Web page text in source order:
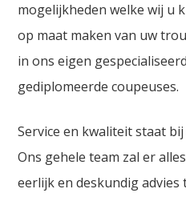
mogelijkheden welke wij u
op maat maken van uw
in ons eigen
gediplomeerde coupeuses.
Service en kwaliteit staat
Ons gehele team zal er
eerlijk en deskundig advies